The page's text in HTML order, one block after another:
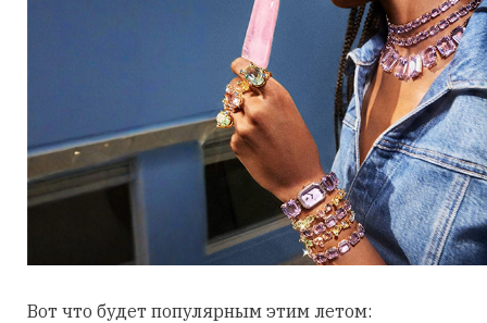
Вот что будет популярным этим летом: